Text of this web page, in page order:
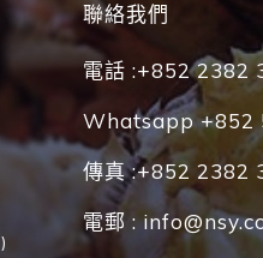
聯絡我們
電話 :+852 2382
Whatsapp +852
傳真 :+852 2382
電郵 :